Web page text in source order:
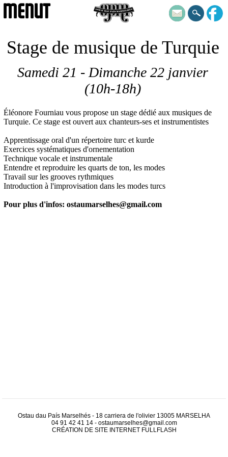
MENUT
Stage de musique de Turquie
Samedi 21 - Dimanche 22 janvier
(10h-18h)
Éléonore Fourniau vous propose un stage dédié aux musiques de
Turquie. Ce stage est ouvert aux chanteurs-ses et instrumentistes
Apprentissage oral d'un répertoire turc et kurde
Exercices systématiques d'ornementation
Technique vocale et instrumentale
Entendre et reproduire les quarts de ton, les modes
Travail sur les grooves rythmiques
Introduction à l'improvisation dans les modes turcs
Pour plus d'infos: ostaumarselhes@gmail.com
Ostau dau País Marselhés - 18 carriera de l'olivier 13005 MARSELHA
04 91 42 41 14- ostaumarselhes@gmail.com
CRÉATION DE SITE INTERNET FULLFLASH